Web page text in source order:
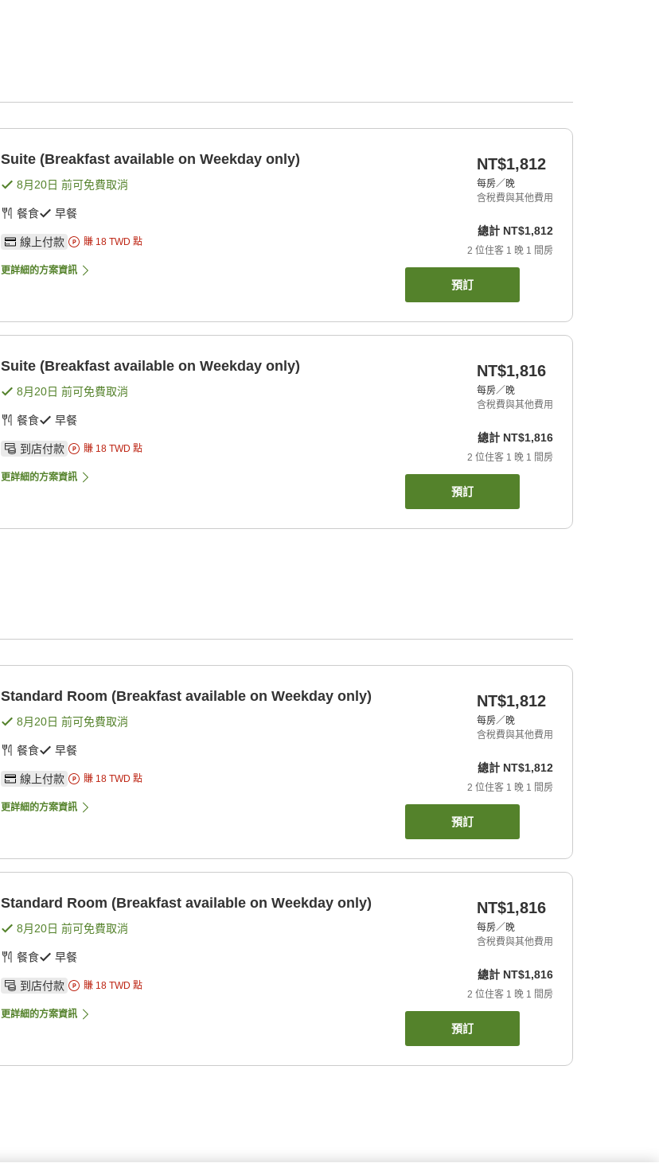
Suite (Breakfast available on Weekday only)
8月20日 前可免費取消
餐食 早餐
線上付款 賺 18 TWD 點
更詳細的方案資訊
NT$1,812
每房／晚
含稅費與其他費用
總計 NT$1,812
2 位住客 1 晚 1 間房
預訂
Suite (Breakfast available on Weekday only)
8月20日 前可免費取消
餐食 早餐
到店付款 賺 18 TWD 點
更詳細的方案資訊
NT$1,816
每房／晚
含稅費與其他費用
總計 NT$1,816
2 位住客 1 晚 1 間房
預訂
Standard Room (Breakfast available on Weekday only)
8月20日 前可免費取消
餐食 早餐
線上付款 賺 18 TWD 點
更詳細的方案資訊
NT$1,812
每房／晚
含稅費與其他費用
總計 NT$1,812
2 位住客 1 晚 1 間房
預訂
Standard Room (Breakfast available on Weekday only)
8月20日 前可免費取消
餐食 早餐
到店付款 賺 18 TWD 點
更詳細的方案資訊
NT$1,816
每房／晚
含稅費與其他費用
總計 NT$1,816
2 位住客 1 晚 1 間房
預訂